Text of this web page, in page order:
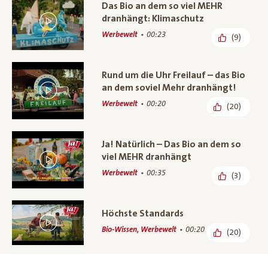
Das Bio an dem so viel MEHR
dranhängt: Klimaschutz
Werbewelt 00:23 (9)
Rund um die Uhr Freilauf – das Bio
an dem soviel Mehr dranhängt!
Werbewelt 00:20 (20)
Ja! Natürlich – Das Bio an dem so
viel MEHR dranhängt
Werbewelt 00:35 (3)
Höchste Standards
Bio-Wissen, Werbewelt 00:20 (20)